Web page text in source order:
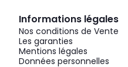
Informations légales
Nos conditions de Vente
Les garanties
Mentions légales
Données personnelles